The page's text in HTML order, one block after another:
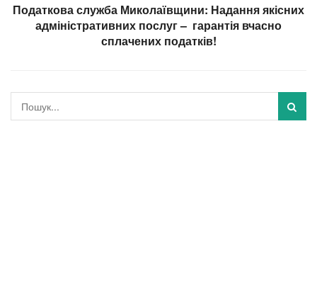
Податкова служба Миколаївщини: Надання якісних
адміністративних послуг – гарантія вчасно
сплачених податків!